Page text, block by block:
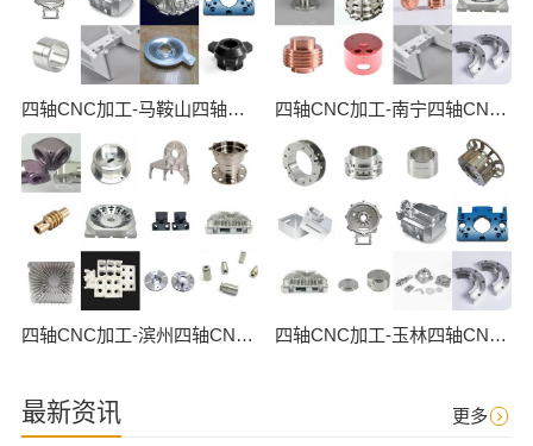
四轴CNC加工-马鞍山四轴CNC数控加工 四轴CNC加工-南宁四轴CNC数控加工
四轴CNC加工-滨州四轴CNC数控加工 四轴CNC加工-玉林四轴CNC数控加工
最新资讯 更多